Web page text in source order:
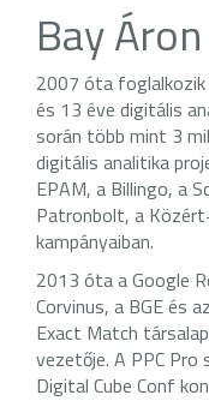
Bay Áron
2007 óta foglalkozik
és 13 éve digitális
során több mint 3
digitális analitika
EPAM, a Billingo, a
Patronbolt, a
kampányaiban.
2013 óta a Google
Corvinus, a BGE és
Exact Match
vezetője. A PPC
Digital Cube Conf